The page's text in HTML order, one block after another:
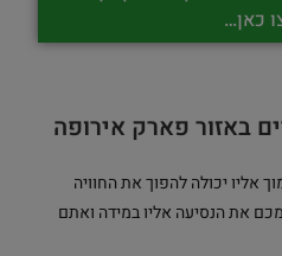
כאן…
באזור פארק אירופה
אליו יכולה להפוך את החוויה
את הנסיעה אליו במידה ואתם